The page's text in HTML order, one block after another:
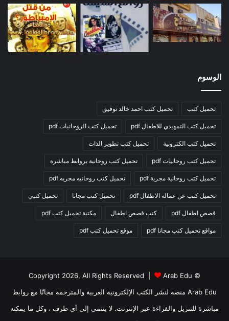
الوسوم
تحميل كتب تحميل كتب احمد خالد توفيق
تحميل كتب التمهيدي للاطفال pdf تحميل كتب الروحانيات pdf
تحميل كتب الكترونية تحميل كتب تطوير الذات
تحميل كتب روحانيات pdf تحميل كتب روحانية بروابط مباشرة
تحميل كتب روحانية مجربة pdf تحميل كتب روحانيه مجربه pdf
تحميل كتب عن عمالة الاطفال pdf تحميل كتب مجانا تحميل كتبي
قصص اطفال pdf كتب قصص اطفال مكتبة تحميل كتب pdf
مواقع تحميل كتب مجانا pdf موقع تحميل كتب pdf
© Copyright 2026, All Rights Reserved |
Arab Edu
Arab Edu منصة لنشر الكتب الإلكترونية العربية والمترجمة مجانًا مع روابط
مباشرة للتنزيل والقراءة عبر الإنترنت. لا ينتمي إلى أي طرف ، وكل ما يمكنه